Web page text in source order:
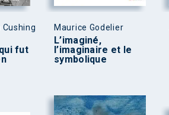
fut
Maurice Godelier
L’imaginé,
l’imaginaire et le
symbolique